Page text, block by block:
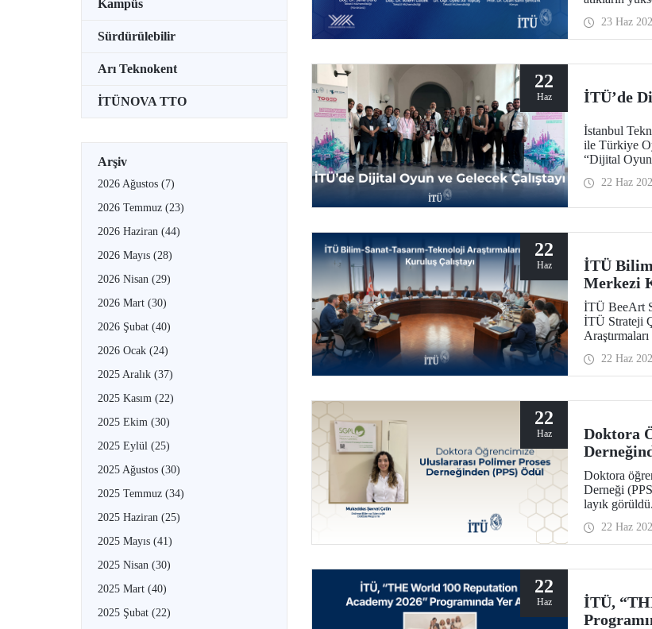
Kampüs
Sürdürülebilir
Arı Teknokent
İTÜNOVA TTO
Arşiv
2026 Ağustos (7)
2026 Temmuz (23)
2026 Haziran (44)
2026 Mayıs (28)
2026 Nisan (29)
2026 Mart (30)
2026 Şubat (40)
2026 Ocak (24)
2025 Aralık (37)
2025 Kasım (22)
2025 Ekim (30)
2025 Eylül (25)
2025 Ağustos (30)
2025 Temmuz (34)
2025 Haziran (25)
2025 Mayıs (41)
2025 Nisan (30)
2025 Mart (40)
2025 Şubat (22)
getirerek
23 Haz
22
Haz İTÜ’de
İstanbul
ile Türkiye
“Dijital Oyun
22 Haz
22
Haz
İTÜ
Merkezi
İTÜ BeeArt
İTÜ Strateji
22 Haz
22
Haz
Doktora
Doktora
Derneği
layık
22 Haz
22
Haz
İTÜ,